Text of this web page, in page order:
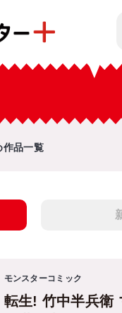
作品一覧
モンスターコミック
転生! 竹中半兵衛